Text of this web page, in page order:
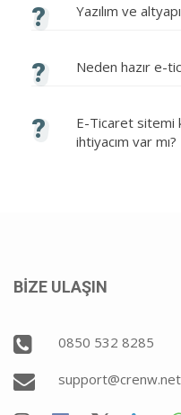
? Yazılım ve
? Neden hazır e-
?
E-Ticaret sitemi
ihtiyacım var mı?
BİZE ULAŞIN
0850 532 8285
support@crenw.net